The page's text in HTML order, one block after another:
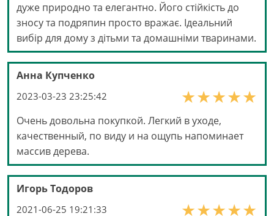
дуже природно та елегантно. Його стійкість до
зносу та подряпин просто вражає. Ідеальний
вибір для дому з дітьми та домашніми тваринами.
Анна Купченко
2023-03-23 23:25:42
Очень довольна покупкой. Легкий в уходе,
качественный, по виду и на ощупь напоминает
массив дерева.
Игорь Тодоров
2021-06-25 19:21:33